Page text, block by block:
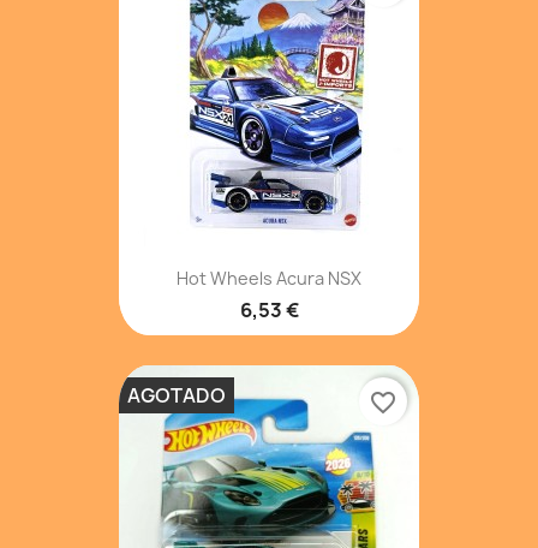
Hot Wheels Acura NSX
6,53 €
AGOTADO favorite_border